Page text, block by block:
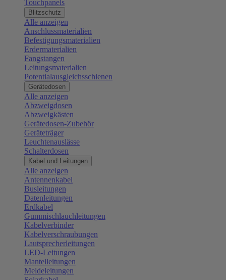
Touchpanels
Blitzschutz
Alle anzeigen
Anschlussmaterialien
Befestigungsmaterialien
Erdermaterialien
Fangstangen
Leitungsmaterialien
Potentialausgleichsschienen
Gerätedosen
Alle anzeigen
Abzweigdosen
Abzweigkästen
Gerätedosen-Zubehör
Geräteträger
Leuchtenauslässe
Schalterdosen
Kabel und Leitungen
Alle anzeigen
Antennenkabel
Busleitungen
Datenleitungen
Erdkabel
Gummischlauchleitungen
Kabelverbinder
Kabelverschraubungen
Lautsprecherleitungen
LED-Leitungen
Mantelleitungen
Meldeleitungen